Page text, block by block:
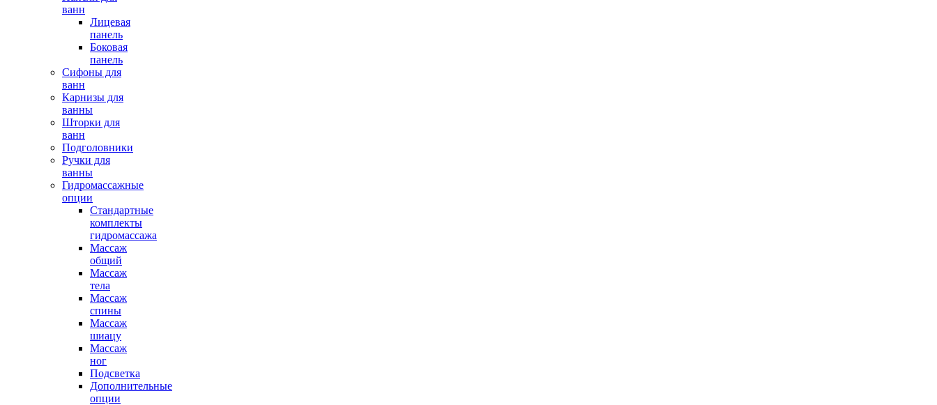
ванн
Лицевая
панель
Боковая
панель
Сифоны для
ванн
Карнизы для
ванны
Шторки для
ванн
Подголовники
Ручки для
ванны
Гидромассажные
опции
Стандартные
комплекты
гидромассажа
Массаж
общий
Массаж
тела
Массаж
спины
Массаж
шиацу
Массаж
ног
Подсветка
Дополнительные
опции